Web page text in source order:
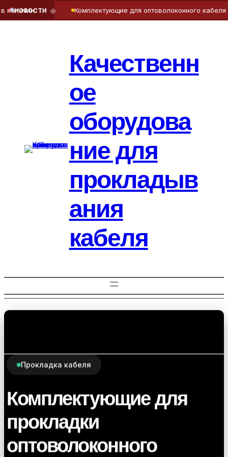
Качественн
ое
оборудова
ние для
прокладыв
ания
кабеля
Прокладка кабеля
Комплектующие для
прокладки
оптоволоконного
НОВОСТИ
◆ Комплектующие для оптоволоконного кабеля —